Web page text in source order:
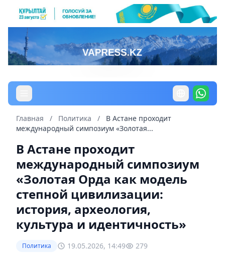
Главная / Политика /
В Астане проходит
международный симпозиум «Золотая...
В Астане проходит
международный симпозиум
«Золотая Орда как модель
степной цивилизации:
история, археология,
культура и идентичность»
Политика 19.05.2026, 14:49 279